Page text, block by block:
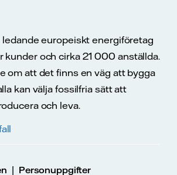
ledande europeiskt energiföretag
kunder och cirka 21 000 anställda.
om att det finns en väg att bygga
kan välja fossilfria sätt att
och leva.
| Personuppgifter